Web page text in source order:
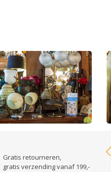
Gratis retourneren,
gratis verzending vanaf 199,-